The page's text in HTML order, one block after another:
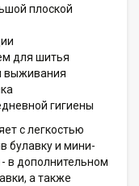
плоской
для шитья
выживания
гигиены
с легкостью
булавку и мини-
в дополнительном
а также